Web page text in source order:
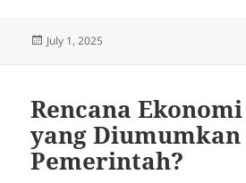
Posted
July 1, 2025
Rencana
yang Diumumkan
Pemerintah?